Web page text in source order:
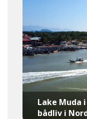
Lake Muda
bådliv i